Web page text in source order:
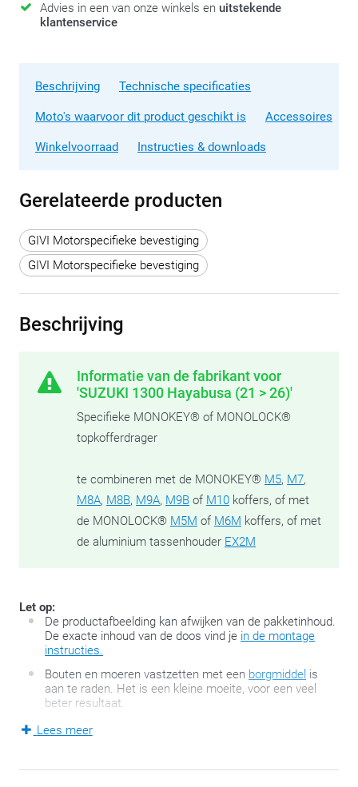
Advies in een van onze winkels en uitstekende
klantenservice
Beschrijving Technische specificaties
Moto's waarvoor dit product geschikt is Accessoires
Winkelvoorraad Instructies & downloads
Gerelateerde producten
GIVI Motorspecifieke bevestiging
GIVI Motorspecifieke bevestiging
Beschrijving
Informatie van de fabrikant voor
'SUZUKI 1300 Hayabusa (21 > 26)'
Specifieke MONOKEY® of MONOLOCK®
topkofferdrager
te combineren met de MONOKEY® M5, M7,
M8A, M8B, M9A, M9B of M10 koffers, of met
de MONOLOCK® M5M of M6M koffers, of met
de aluminium tassenhouder EX2M
Let op:
De productafbeelding kan afwijken van de pakketinhoud.
De exacte inhoud van de doos vind je in de montage
instructies.
Bouten en moeren vastzetten met een borgmiddel is
aan te raden. Het is een kleine moeite, voor een veel
beter resultaat.
Lees meer